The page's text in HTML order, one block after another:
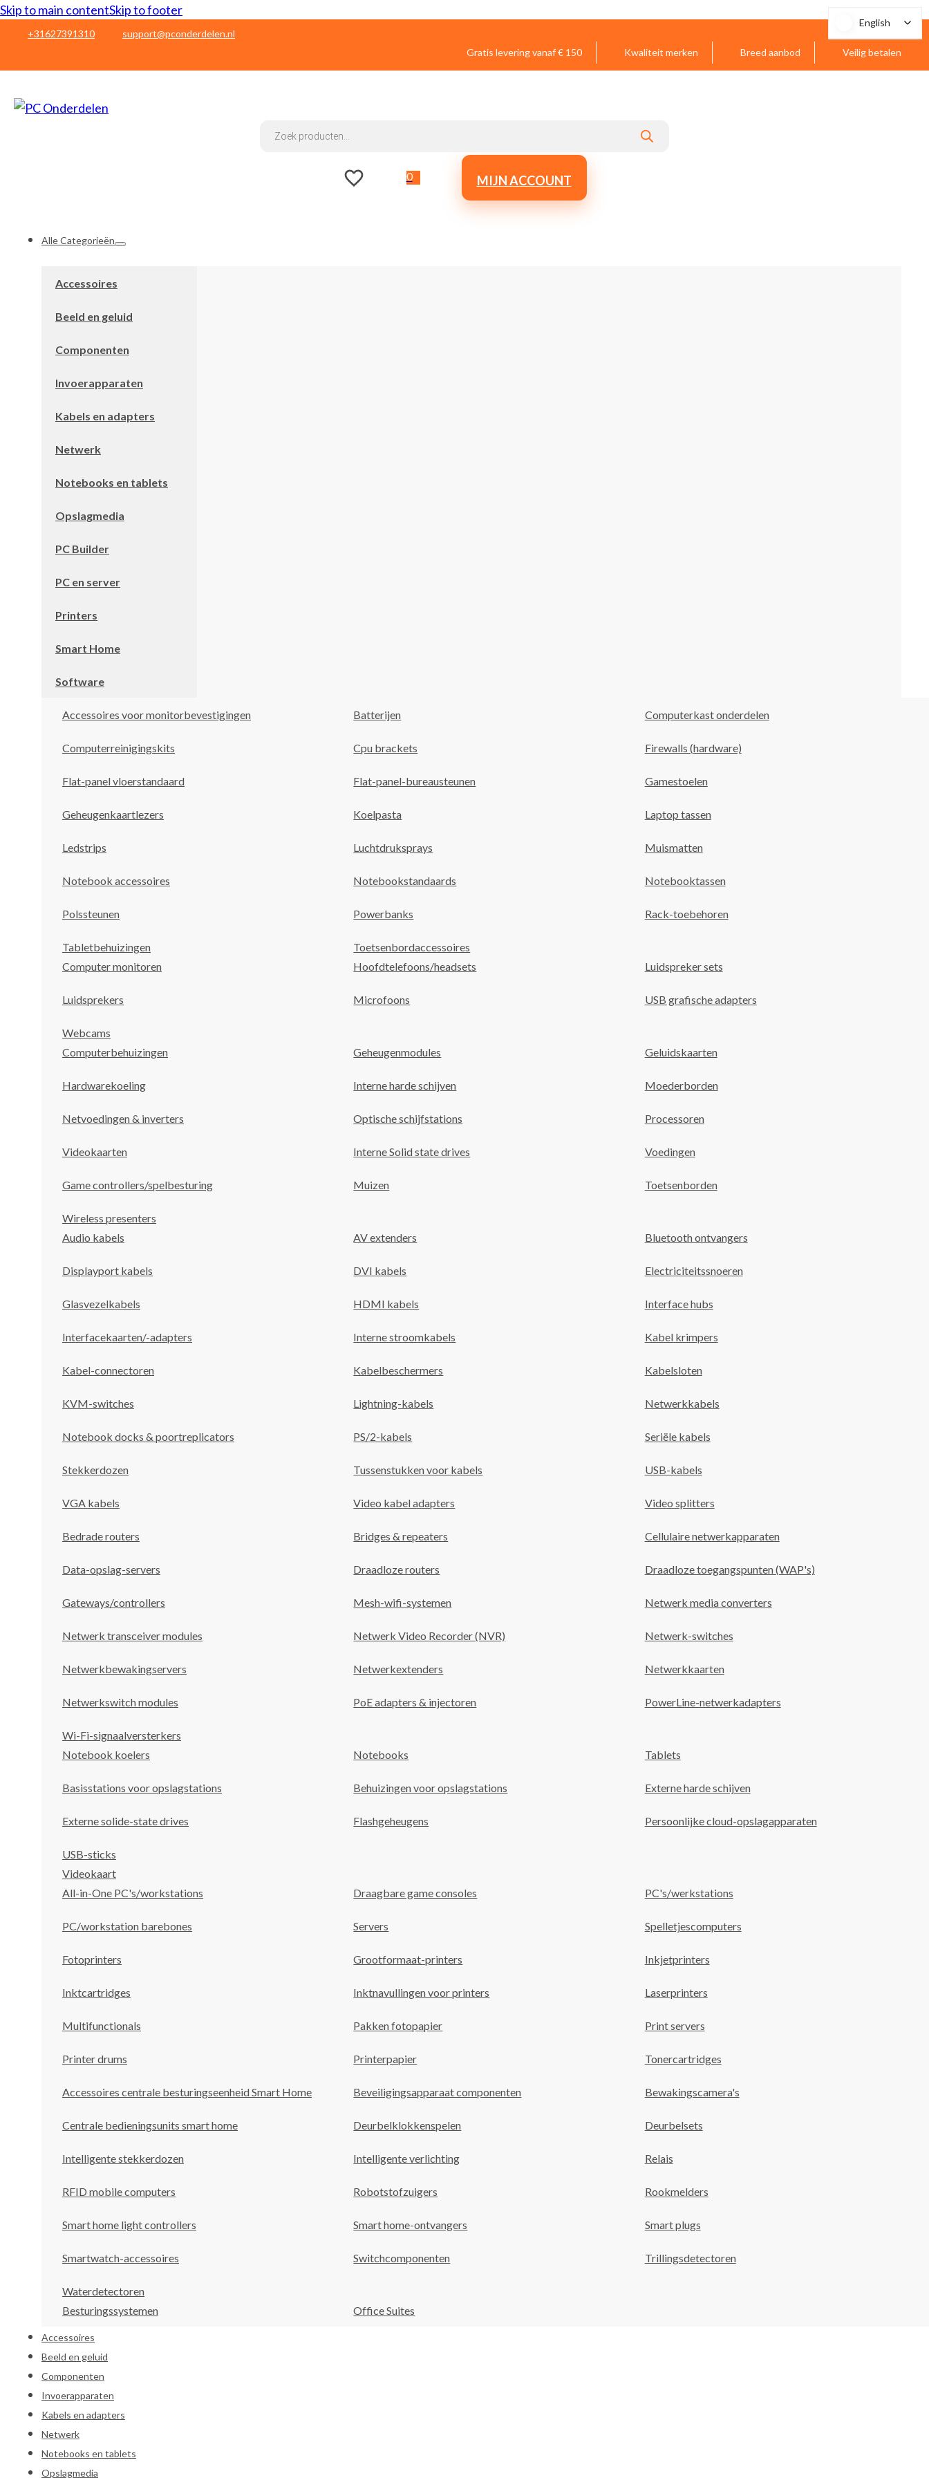
Skip to main contentSkip to footer
+31627391310
support@pconderdelen.nl
Gratis levering vanaf € 150
Kwaliteit merken Breed aanbod Veilig betalen
search
0 MIJN ACCOUNT
Alle Categorieën
Accessoires
Beeld en geluid
Componenten
Invoerapparaten
Kabels en adapters
Netwerk
Notebooks en tablets
Opslagmedia
PC Builder
PC en server
Printers
Smart Home
Software
Accessoires voor monitorbevestigingen Batterijen Computerkast onderdelen
Computerreinigingskits Cpu brackets Firewalls (hardware)
Flat-panel vloerstandaard Flat-panel-bureausteunen Gamestoelen
Geheugenkaartlezers Koelpasta Laptop tassen
Ledstrips Luchtdruksprays Muismatten
Notebook accessoires Notebookstandaards Notebooktassen
Polssteunen Powerbanks Rack-toebehoren
Tabletbehuizingen
Toetsenbordaccessoires
Computer monitoren
Hoofdtelefoons/headsets Luidspreker sets
Luidsprekers Microfoons USB grafische adapters
Webcams
Computerbehuizingen
Geheugenmodules Geluidskaarten
Hardwarekoeling Interne harde schijven Moederborden
Netvoedingen & inverters Optische schijfstations Processoren
Videokaarten Interne Solid state drives Voedingen
Game controllers/spelbesturing Muizen Toetsenborden
Wireless presenters
Audio kabels
AV extenders Bluetooth ontvangers
Displayport kabels DVI kabels Electriciteitssnoeren
Glasvezelkabels HDMI kabels Interface hubs
Interfacekaarten/-adapters Interne stroomkabels Kabel krimpers
Kabel-connectoren Kabelbeschermers Kabelsloten
KVM-switches Lightning-kabels Netwerkkabels
Notebook docks & poortreplicators PS/2-kabels Seriële kabels
Stekkerdozen Tussenstukken voor kabels USB-kabels
VGA kabels Video kabel adapters Video splitters
Bedrade routers Bridges & repeaters Cellulaire netwerkapparaten
Data-opslag-servers Draadloze routers Draadloze toegangspunten (WAP's)
Gateways/controllers Mesh-wifi-systemen Netwerk media converters
Netwerk transceiver modules Netwerk Video Recorder (NVR) Netwerk-switches
Netwerkbewakingservers Netwerkextenders Netwerkkaarten
Netwerkswitch modules PoE adapters & injectoren PowerLine-netwerkadapters
Wi-Fi-signaalversterkers
Notebook koelers
Notebooks Tablets
Basisstations voor opslagstations Behuizingen voor opslagstations Externe harde schijven
Externe solide-state drives Flashgeheugens Persoonlijke cloud-opslagapparaten
USB-sticks
Videokaart
All-in-One PC's/workstations
Draagbare game consoles PC's/werkstations
PC/workstation barebones Servers Spelletjescomputers
Fotoprinters Grootformaat-printers Inkjetprinters
Inktcartridges Inktnavullingen voor printers Laserprinters
Multifunctionals Pakken fotopapier Print servers
Printer drums Printerpapier Tonercartridges
Accessoires centrale besturingseenheid Smart Home Beveiligingsapparaat componenten Bewakingscamera's
Centrale bedieningsunits smart home Deurbelklokkenspelen Deurbelsets
Intelligente stekkerdozen Intelligente verlichting Relais
RFID mobile computers Robotstofzuigers Rookmelders
Smart home light controllers Smart home-ontvangers Smart plugs
Smartwatch-accessoires Switchcomponenten Trillingsdetectoren
Waterdetectoren
Besturingssystemen
Office Suites
Accessoires
Beeld en geluid
Componenten
Invoerapparaten
Kabels en adapters
Netwerk
Notebooks en tablets
Opslagmedia
English
English